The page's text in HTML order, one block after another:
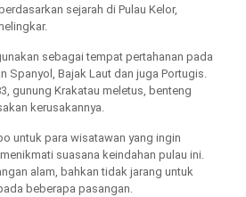
sejarah di Pulau Kelor,
sebagai tempat pertahanan pada
Spanyol, Bajak Laut dan juga Portugis.
gunung Krakatau meletus, benteng
kerusakannya.
untuk para wisatawan yang ingin
suasana keindahan pulau ini.
alam, bahkan tidak jarang untuk
beberapa pasangan.